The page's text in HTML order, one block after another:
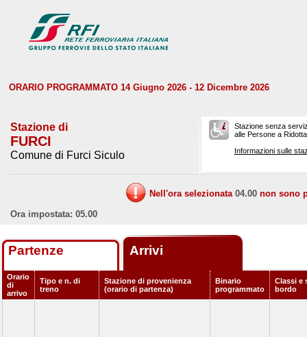
ORARIO PROGRAMMATO 14 Giugno 2026 - 12 Dicembre 2026
Stazione di
FURCI
Comune di Furci Siculo
Stazione senza
alle Persone a
Informazioni sulle
Nell'ora selezionata 04.00 non sono
Ora impostata: 05.00
Partenze Arrivi
Orario
di
arrivo
Tipo e n. di
treno
Stazione di provenienza
(orario di partenza)
Binario
programmato
Classi e
bordo